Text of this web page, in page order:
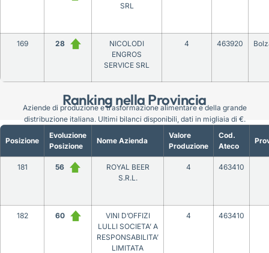
Ranking nella Provincia
SRL
169 28
NICOLODI
ENGROS
SERVICE SRL
4 463920
Posizione
Evoluzione
Posizione
Nome Azienda
Valore
Produzione
Cod.
Ateco
181 56
ROYAL BEER
S.R.L.
4 463410
182 60
VINI D’OFFIZI
LULLI SOCIETA’ A
RESPONSABILITA’
LIMITATA
4 463410
Aziende di produzione e trasformazione alimentare e della grande
distribuzione italiana. Ultimi bilanci disponibili, dati in migliaia di €.